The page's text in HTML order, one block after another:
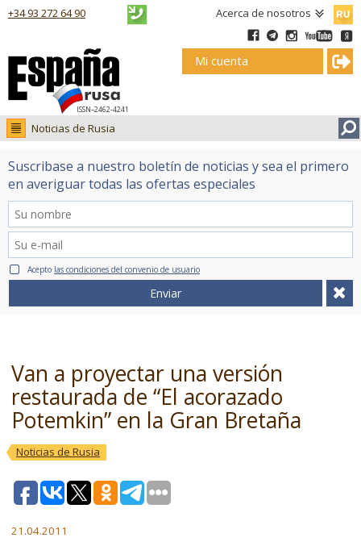
Acerca de nosotros
ISSN–2462-4241
+34 93 272 64 90
Mi cuenta
Noticias de Rusia
Noticias de Rusia
Fotos
Suscribase a nuestro boletín de noticias y sea el primero
en averiguar todas las ofertas especiales
Acepto las condiciones del convenio de usuario
Enviar
Van a proyectar una versión
restaurada de “El acorazado
Potemkin” en la Gran Bretaña
Noticias de Rusia
21.04.2011